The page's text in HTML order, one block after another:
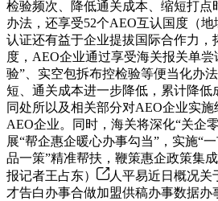
检验频次、降低通关成本、缩短打点
办法，还享受52个AEO互认国度（
认证还有益于企业提拔国际合作力，
度，AEO企业通过享受海关报关单
验”、实空包拆布控检验等便当化办
短、通关成本进一步降低，累计降低
同处所以及相关部分对AEO企业实
AEO企业。同时，海关将深化“关企
展“帮企惠企暖心办事勾当”，实施“
品一策”精准帮扶，鞭策惠企政策集
报记者王占东）
人平易近日概况
才告白办事合做加盟供稿办事数据办